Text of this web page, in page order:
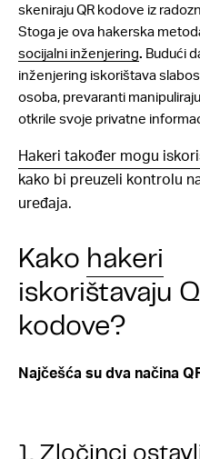
skeniraju QR kodove iz
Stoga je ova hakerska
socijalni inženjering. Budući
inženjering iskorištava
osoba, prevaranti
otkrile svoje privatne
Hakeri također mogu
kako bi preuzeli kontrolu
uređaja.
Kako hakeri
iskorištavaju
kodove?
Najčešća su dva načina
1. Zločinci